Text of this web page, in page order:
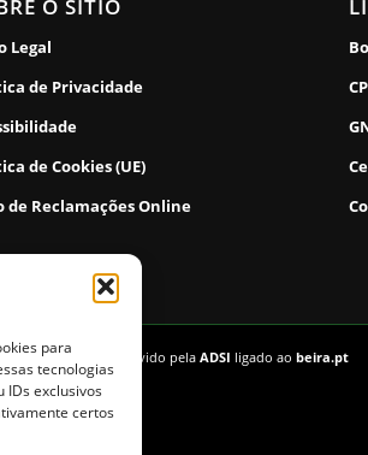
para
tecnologias
IDs exclusivos
certos
O SÍTIO
Legal
de Privacidade
de Cookies (UE)
de Reclamações Online
| Desenvolvido pela ADSI ligado ao beira.pt